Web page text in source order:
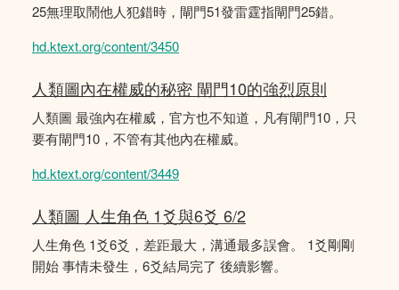
25無理取鬧他人犯錯時，閘門51發雷霆指閘門25錯。
hd.ktext.org/content/3450
人類圖內在權威的秘密 閘門10的強烈原則
人類圖 最強內在權威，官方也不知道，凡有閘門10，只
要有閘門10，不管有其他內在權威。
hd.ktext.org/content/3449
人類圖 人生角色 1爻與6爻 6/2
人生角色 1爻6爻，差距最大，溝通最多誤會。 1爻剛剛
開始 事情未發生，6爻結局完了 後續影響。